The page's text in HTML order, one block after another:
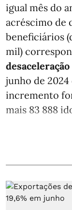
igual mês do
acréscimo de
beneficiários
mil)
junho de
incremento
mais 83 888